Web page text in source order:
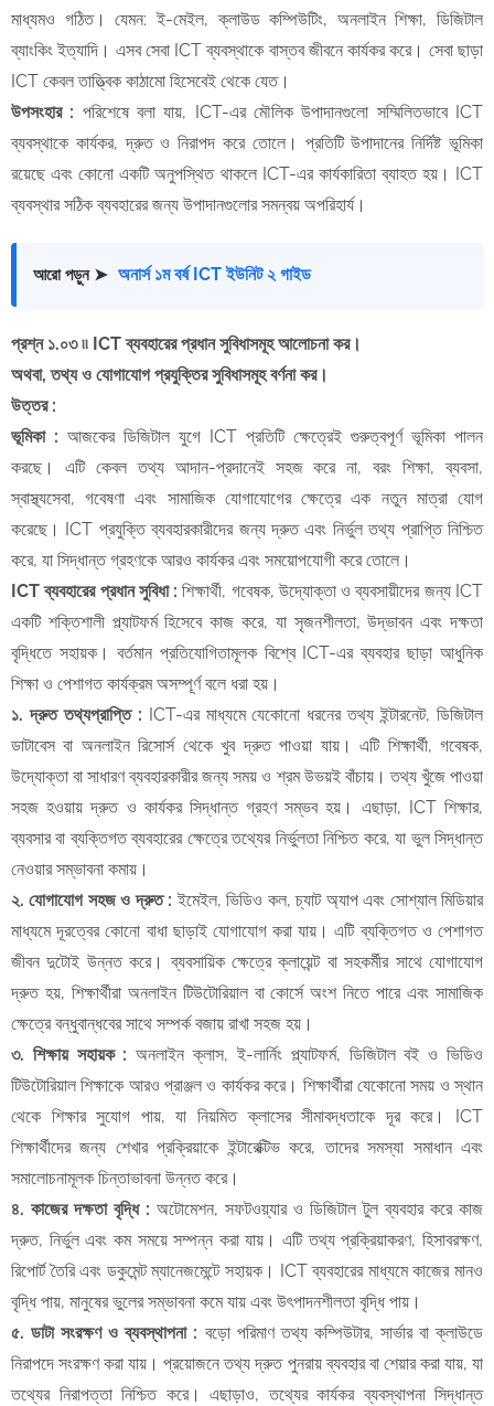
মাধ্যমও গঠিত। যেমন: ই-মেইল, ক্লাউড কম্পিউটিং, অনলাইন শিক্ষা, ডিজিটাল
ব্যাংকিং ইত্যাদি। এসব সেবা ICT ব্যবস্থাকে বাস্তব জীবনে কার্যকর করে। সেবা ছাড়া
ICT কেবল তাত্ত্বিক কাঠামো হিসেবেই থেকে যেত।
​উপসংহার : পরিশেষে বলা যায়, ICT-এর মৌলিক উপাদানগুলো সম্মিলিতভাবে ICT
ব্যবস্থাকে কার্যকর, দ্রুত ও নিরাপদ করে তোলে। প্রতিটি উপাদানের নির্দিষ্ট ভূমিকা
রয়েছে এবং কোনো একটি অনুপস্থিত থাকলে ICT-এর কার্যকারিতা ব্যাহত হয়। ICT
ব্যবস্থার সঠিক ব্যবহারের জন্য উপাদানগুলোর সমন্বয় অপরিহার্য।
আরো পড়ুন ➤ অনার্স ১ম বর্ষ ICT ইউনিট ২ গাইড
​প্রশ্ন ১.০৩ ৷৷ ICT ব্যবহারের প্রধান সুবিধাসমূহ আলোচনা কর।
অথবা, তথ্য ও যোগাযোগ প্রযুক্তির সুবিধাসমূহ বর্ণনা কর।
উত্তর :
ভূমিকা : আজকের ডিজিটাল যুগে ICT প্রতিটি ক্ষেত্রেই গুরুত্বপূর্ণ ভূমিকা পালন
করছে। এটি কেবল তথ্য আদান-প্রদানেই সহজ করে না, বরং শিক্ষা, ব্যবসা,
স্বাস্থ্যসেবা, গবেষণা এবং সামাজিক যোগাযোগের ক্ষেত্রে এক নতুন মাত্রা যোগ
করেছে। ICT প্রযুক্তি ব্যবহারকারীদের জন্য দ্রুত এবং নির্ভুল তথ্য প্রাপ্তি নিশ্চিত
করে, যা সিদ্ধান্ত গ্রহণকে আরও কার্যকর এবং সময়োপযোগী করে তোলে।
​ICT ব্যবহারের প্রধান সুবিধা : শিক্ষার্থী, গবেষক, উদ্যোক্তা ও ব্যবসায়ীদের জন্য ICT
একটি শক্তিশালী প্ল্যাটফর্ম হিসেবে কাজ করে, যা সৃজনশীলতা, উদ্ভাবন এবং দক্ষতা
বৃদ্ধিতে সহায়ক। বর্তমান প্রতিযোগিতামূলক বিশ্বে ICT-এর ব্যবহার ছাড়া আধুনিক
শিক্ষা ও পেশাগত কার্যক্রম অসম্পূর্ণ বলে ধরা হয়।
​১. দ্রুত তথ্যপ্রাপ্তি : ICT-এর মাধ্যমে যেকোনো ধরনের তথ্য ইন্টারনেট, ডিজিটাল
ডাটাবেস বা অনলাইন রিসোর্স থেকে খুব দ্রুত পাওয়া যায়। এটি শিক্ষার্থী, গবেষক,
উদ্যোক্তা বা সাধারণ ব্যবহারকারীর জন্য সময় ও শ্রম উভয়ই বাঁচায়। তথ্য খুঁজে পাওয়া
সহজ হওয়ায় দ্রুত ও কার্যকর সিদ্ধান্ত গ্রহণ সম্ভব হয়। এছাড়া, ICT শিক্ষার,
ব্যবসার বা ব্যক্তিগত ব্যবহারের ক্ষেত্রে তথ্যের নির্ভুলতা নিশ্চিত করে, যা ভুল সিদ্ধান্ত
নেওয়ার সম্ভাবনা কমায়।
​২. যোগাযোগ সহজ ও দ্রুত :ইমেইল, ভিডিও কল, চ্যাট অ্যাপ এবং সোশ্যাল মিডিয়ার
মাধ্যমে দূরত্বের কোনো বাধা ছাড়াই যোগাযোগ করা যায়। এটি ব্যক্তিগত ও পেশাগত
জীবন দুটোই উন্নত করে। ব্যবসায়িক ক্ষেত্রে ক্লায়েন্ট বা সহকর্মীর সাথে যোগাযোগ
দ্রুত হয়, শিক্ষার্থীরা অনলাইন টিউটোরিয়াল বা কোর্সে অংশ নিতে পারে এবং সামাজিক
ক্ষেত্রে বন্ধুবান্ধবের সাথে সম্পর্ক বজায় রাখা সহজ হয়।
​৩. শিক্ষায় সহায়ক :অনলাইন ক্লাস, ই-লার্নিং প্ল্যাটফর্ম, ডিজিটাল বই ও ভিডিও
টিউটোরিয়াল শিক্ষাকে আরও প্রাঞ্জল ও কার্যকর করে। শিক্ষার্থীরা যেকোনো সময় ও স্থান
থেকে শিক্ষার সুযোগ পায়, যা নিয়মিত ক্লাসের সীমাবদ্ধতাকে দূর করে। ICT
শিক্ষার্থীদের জন্য শেখার প্রক্রিয়াকে ইন্টারেক্টিভ করে, তাদের সমস্যা সমাধান এবং
সমালোচনামূলক চিন্তাভাবনা উন্নত করে।
​৪. কাজের দক্ষতা বৃদ্ধি : অটোমেশন, সফটওয়্যার ও ডিজিটাল টুল ব্যবহার করে কাজ
দ্রুত, নির্ভুল এবং কম সময়ে সম্পন্ন করা যায়। এটি তথ্য প্রক্রিয়াকরণ, হিসাবরক্ষণ,
রিপোর্ট তৈরি এবং ডকুমেন্ট ম্যানেজমেন্টে সহায়ক। ICT ব্যবহারের মাধ্যমে কাজের মানও
বৃদ্ধি পায়, মানুষের ভুলের সম্ভাবনা কমে যায় এবং উৎপাদনশীলতা বৃদ্ধি পায়।
​৫. ডাটা সংরক্ষণ ও ব্যবস্থাপনা : বড়ো পরিমাণ তথ্য কম্পিউটার, সার্ভার বা ক্লাউডে
নিরাপদে সংরক্ষণ করা যায়। প্রয়োজনে তথ্য দ্রুত পুনরায় ব্যবহার বা শেয়ার করা যায়, যা
তথ্যের নিরাপত্তা নিশ্চিত করে। এছাড়াও, তথ্যের কার্যকর ব্যবস্থাপনা সিদ্ধান্ত